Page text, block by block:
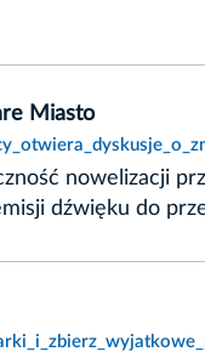
Miasto
nowelizacji
dźwięku do